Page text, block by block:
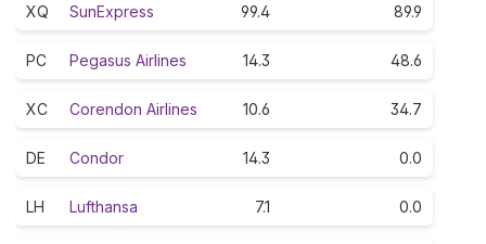
XQ SunExpress 99.4 89.9
PC Pegasus Airlines 14.3 48.6
XC Corendon Airlines 10.6 34.7
DE Condor 14.3 0.0
LH Lufthansa 7.1 0.0